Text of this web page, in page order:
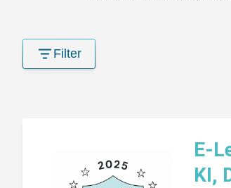
Filter
E-
KI,